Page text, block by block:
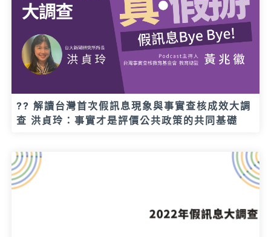
?? 解讀台灣首次假訊息現象與事實查核成效大調
查 洪貞玲：事實才是評價公共政策的共同基礎